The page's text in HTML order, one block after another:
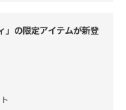
」の限定アイテムが新登